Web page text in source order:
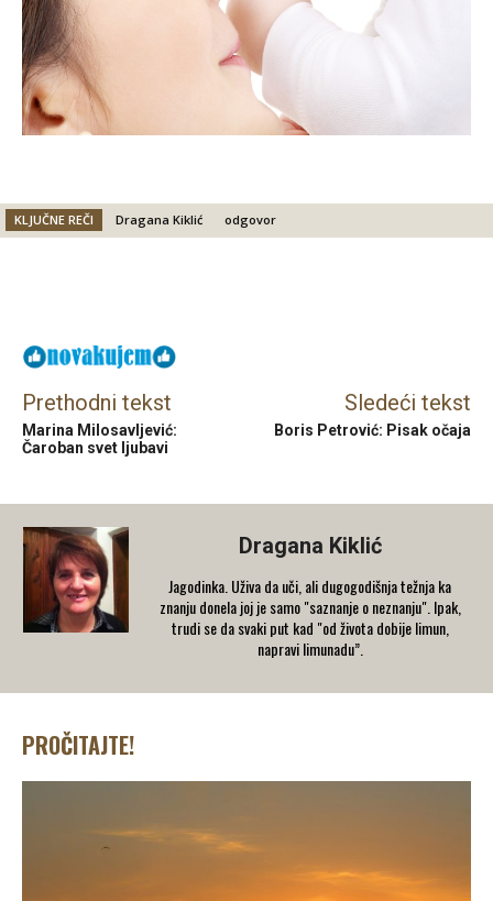
KLJUČNE REČI Dragana Kiklić odgovor
Prethodni tekst
Marina Milosavljević:
Čaroban svet ljubavi
Sledeći tekst
Boris Petrović: Pisak očaja
Dragana Kiklić
Jagodinka. Uživa da uči, ali dugogodišnja težnja ka
znanju donela joj je samo "saznanje o neznanju". Ipak,
trudi se da svaki put kad "od života dobije limun,
napravi limunadu”.
PROČITAJTE!